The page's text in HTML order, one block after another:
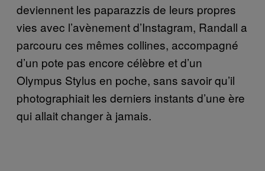
deviennent les paparazzis de leurs propres
vies avec l’avènement d’Instagram, Randall a
parcouru ces mêmes collines, accompagné
d’un pote pas encore célèbre et d’un
Olympus Stylus en poche, sans savoir qu’il
photographiait les derniers instants d’une ère
qui allait changer à jamais.